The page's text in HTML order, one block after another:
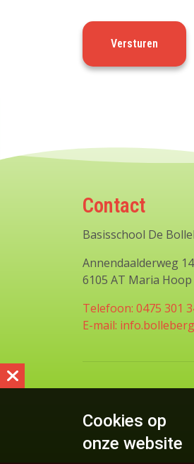
Contact
Basisschool De
Annendaalderweg 14
6105 AT Maria Hoop
Telefoon: 0475 301
E-mail:
Cookies op
onze website